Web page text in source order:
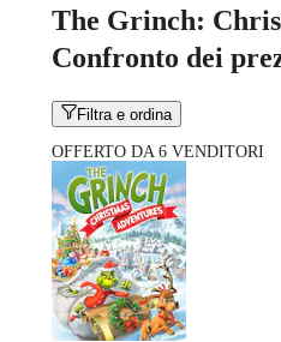
The Grinch:
Confronto dei
Filtra e ordina
OFFERTO DA 6 VENDITORI